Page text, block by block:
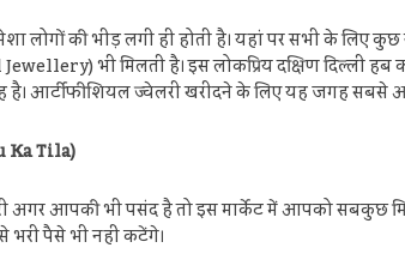
की भीड़ लगी ही होती है। यहां पर सभी के लिए
भी मिलती है। इस लोकप्रिय दक्षिण दिल्ली हब
आर्टीफीशियल ज्‍वेलरी खरीदने के लिए यह जगह सबसे
Ka Tila)
आपकी भी पसंद है तो इस मार्केट में आपको सबकुछ
भरी पैसे भी नहीं कटेंगे।